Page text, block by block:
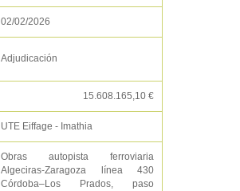
02/02/2026
Adjudicación
15.608.165,10 €
UTE Eiffage - Imathia
Obras autopista ferroviaria
Algeciras-Zaragoza línea 430
Córdoba–Los Prados, paso